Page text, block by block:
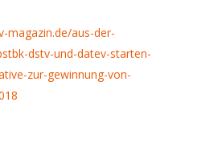
magazin.de/aus-der-
dstv-und-datev-starten-
zur-gewinnung-von-